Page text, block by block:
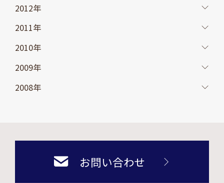
2012年
2011年
2010年
2009年
2008年
お問い合わせ